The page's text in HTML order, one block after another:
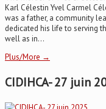
Karl Célestin Yvel Carmel
was a father, a community
dedicated his life to serving
well as in...
Plus/More →
CIDIHCA- 27 juin